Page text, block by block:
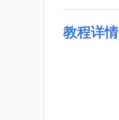
教程详情